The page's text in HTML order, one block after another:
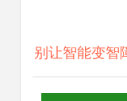
别让智能变智